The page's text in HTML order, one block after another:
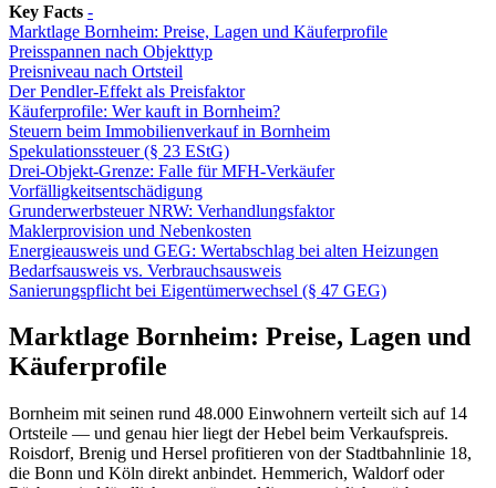
Key Facts -
Marktlage Bornheim: Preise, Lagen und Käuferprofile
Preisspannen nach Objekttyp
Preisniveau nach Ortsteil
Der Pendler-Effekt als Preisfaktor
Käuferprofile: Wer kauft in Bornheim?
Steuern beim Immobilienverkauf in Bornheim
Spekulationssteuer (§ 23 EStG)
Drei-Objekt-Grenze: Falle für MFH-Verkäufer
Vorfälligkeitsentschädigung
Grunderwerbsteuer NRW: Verhandlungsfaktor
Maklerprovision und Nebenkosten
Energieausweis und GEG: Wertabschlag bei alten Heizungen
Bedarfsausweis vs. Verbrauchsausweis
Sanierungspflicht bei Eigentümerwechsel (§ 47 GEG)
Marktlage Bornheim: Preise, Lagen und
Käuferprofile
Bornheim mit seinen rund 48.000 Einwohnern verteilt sich auf 14
Ortsteile — und genau hier liegt der Hebel beim Verkaufspreis.
Roisdorf, Brenig und Hersel profitieren von der Stadtbahnlinie 18,
die Bonn und Köln direkt anbindet. Hemmerich, Waldorf oder